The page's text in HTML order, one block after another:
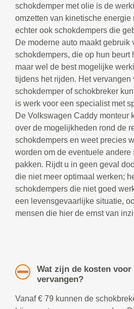
schokdemper met olie is de
omzetten van kinetische energie
echter ook schokdempers die
De moderne auto maakt gebruik
schokdempers, die op hun beurt
maar wel de best mogelijke
tijdens het rijden. Het vervangen
schokdemper of schokbreker
is werk voor een specialist met
De Volkswagen Caddy monteur
over de mogelijkheden rond de
schokdempers en weet precies
worden om de eventuele andere
pakken. Rijdt u in geen geval
die niet meer optimaal werken;
schokdempers die niet goed
een levensgevaarlijke situatie,
mensen die hier de ernst van
Wat zijn de kosten
vervangen?
Vanaf € 79 kunnen de